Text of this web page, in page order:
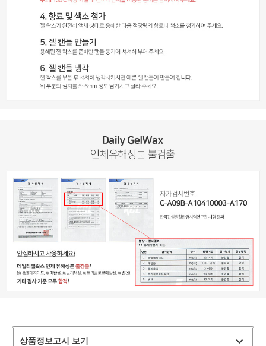
상품정보고시 보기